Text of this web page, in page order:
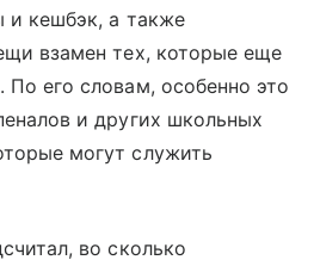
и кешбэк, а также
взамен тех, которые еще
По его словам, особенно это
и других школьных
могут служить
во сколько